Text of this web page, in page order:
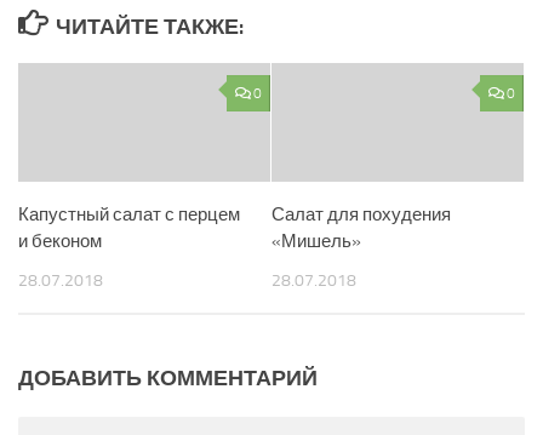
ЧИТАЙТЕ ТАКЖЕ:
0
Капустный салат с перцем
и беконом
28.07.2018
0
Салат для похудения
«Мишель»
28.07.2018
ДОБАВИТЬ КОММЕНТАРИЙ